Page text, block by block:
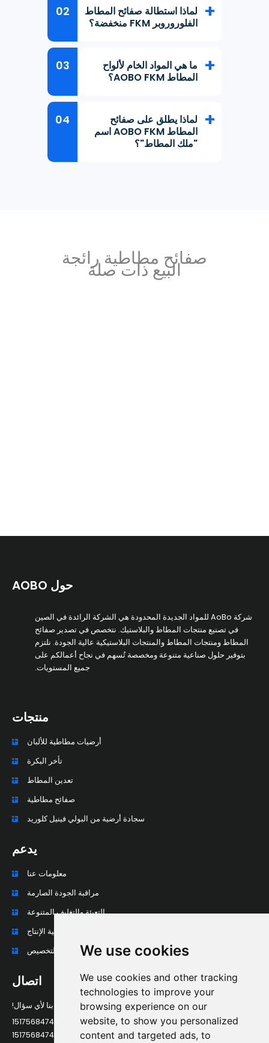
We use cookies
We use cookies and other tracking
technologies to improve your
browsing experience on our
website, to show you personalized
content and targeted ads, to
لماذا استطالة صفائح المطاط
الفلوروروبر FKM منخفضة؟
ما هي المواد الخام لألواح
المطاط AOBO FKM؟
لماذا يطلق على صفائح
المطاط AOBO FKM اسم
"ملك المطاط"؟
صفائح مطاطية رائجة
البيع ذات صلة
حول AOBO
شركة AoBo للمواد الجديدة المحدودة هي الشركة الرائدة في الصين
في تصنيع منتجات المطاط والبلاستيك. نتخصص في تصدير صفائح
المطاط ومنتجات المطاط والمنتجات البلاستيكية عالية الجودة. نلتزم
بتوفير حلول صناعية متنوعة ومخصصة تُسهم في نجاح أعمالكم على
جميع المستويات.
منتجات
أرضيات مطاطية للألبان
تأخر البكرة
تعدين المطاط
صفائح مطاطية
سجادة أرضية من البولي فينيل كلوريد
يدعم
معلومات عنا
مراقبة الجودة الصارمة
التعبئة والتغليف المتنوعة
عملية الإنتاج
المعالجة العميقة والتخصيص
اتصال
اتصل بنا لأي سؤال!
الهاتف: +86 15175684749
واتساب: +86 15175684749